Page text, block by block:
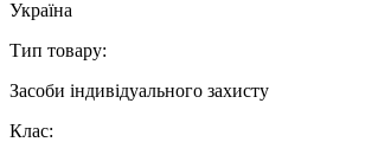
Україна
Тип товару:
Засоби індивідуального захисту
Клас: